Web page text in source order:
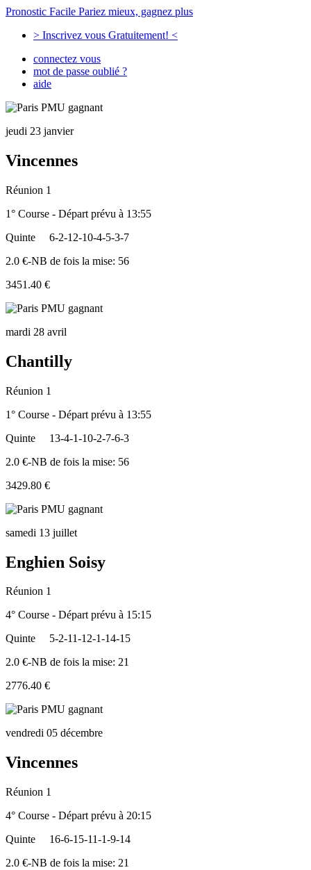
Pronostic Facile Pariez mieux, gagnez plus
> Inscrivez vous Gratuitement! <
connectez vous
mot de passe oublié ?
aide
jeudi 23 janvier
Vincennes
Réunion 1
1° Course - Départ prévu à 13:55
Quinte
6-2-12-10-4-5-3-7
2.0 €-NB de fois la mise: 56
3451.40 €
mardi 28 avril
Chantilly
Réunion 1
1° Course - Départ prévu à 13:55
Quinte
13-4-1-10-2-7-6-3
2.0 €-NB de fois la mise: 56
3429.80 €
samedi 13 juillet
Enghien Soisy
Réunion 1
4° Course - Départ prévu à 15:15
Quinte
5-2-11-12-1-14-15
2.0 €-NB de fois la mise: 21
2776.40 €
vendredi 05 décembre
Vincennes
Réunion 1
4° Course - Départ prévu à 20:15
Quinte
16-6-15-11-1-9-14
2.0 €-NB de fois la mise: 21